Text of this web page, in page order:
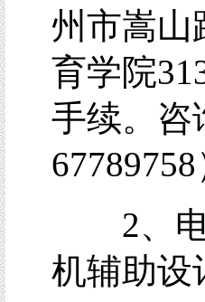
州市嵩山
育学院
手续。咨
67789758
2、电
机辅助设